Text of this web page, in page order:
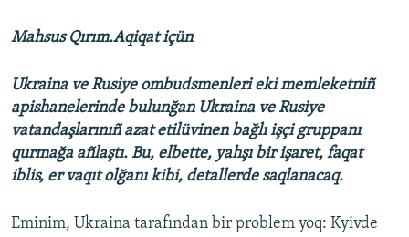
QOŞULIÑIZ!
RFE/RS bütün saytları
Mahsus Qırım.Aqiqat içün
Ukraina ve Rusiye ombudsmenleri eki memleketniñ
apishanelerinde bulunğan Ukraina ve Rusiye
vatandaşlarınıñ azat etilüvinen bağlı işçi gruppanı
qurmağa añlaştı. Bu, elbette, yahşı bir işaret, faqat
iblis, er vaqıt olğanı kibi, detallerde saqlanacaq.
Eminim, Ukraina tarafından bir problem yoq: Kyivde